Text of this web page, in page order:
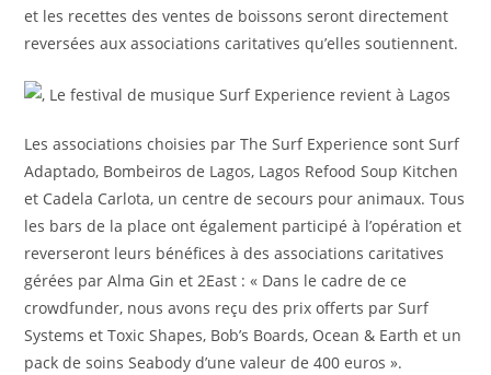
et les recettes des ventes de boissons seront directement
reversées aux associations caritatives qu’elles soutiennent.
Les associations choisies par The Surf Experience sont Surf
Adaptado, Bombeiros de Lagos, Lagos Refood Soup Kitchen
et Cadela Carlota, un centre de secours pour animaux. Tous
les bars de la place ont également participé à l’opération et
reverseront leurs bénéfices à des associations caritatives
gérées par Alma Gin et 2East : « Dans le cadre de ce
crowdfunder, nous avons reçu des prix offerts par Surf
Systems et Toxic Shapes, Bob’s Boards, Ocean & Earth et un
pack de soins Seabody d’une valeur de 400 euros ».